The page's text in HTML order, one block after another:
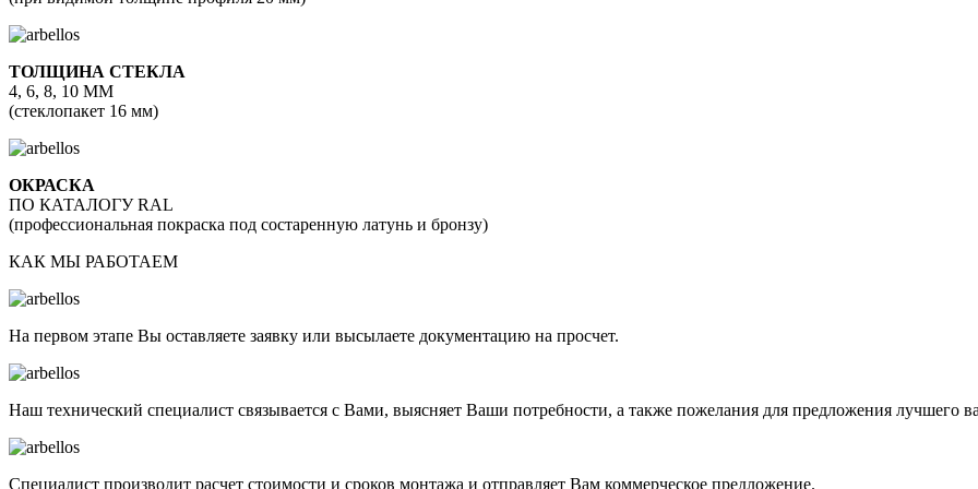
ТОЛЩИНА СТЕКЛА
4, 6, 8, 10 ММ
(стеклопакет 16 мм)
ОКРАСКА
ПО КАТАЛОГУ RAL
(профессиональная покраска под состаренную латунь и бронзу)
КАК МЫ РАБОТАЕМ
На первом этапе Вы оставляете заявку или высылаете документацию на просчет.
Наш технический специалист связывается с Вами, выясняет Ваши потребности, а также пожелания для предложения лучшего
Специалист производит расчет стоимости и сроков монтажа и отправляет Вам коммерческое предложение.